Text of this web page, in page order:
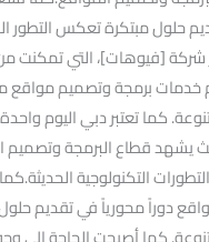
حلول مبتكرة تعكس التطور
شركة [فيوهات]، التي تمكنت
خدمات برمجة وتصميم مواقع
كما تعتبر دبي اليوم
يشهد قطاع البرمجة وتصميم
التكنولوجية
دوراً محورياً في تقديم